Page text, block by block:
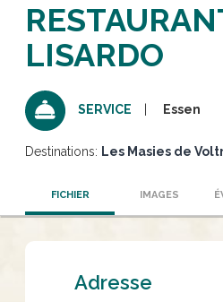
LISARDO
SERVICE Essen
Destinations: Les Masies de
FICHIER IMAGES
Adresse